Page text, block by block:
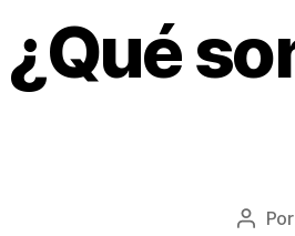
¿Qué
Por